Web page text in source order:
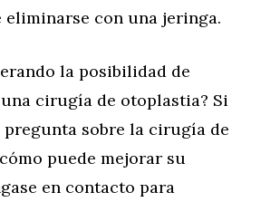
eliminarse con una jeringa.
la posibilidad de
cirugía de otoplastia? Si
sobre la cirugía de
puede mejorar su
en contacto para